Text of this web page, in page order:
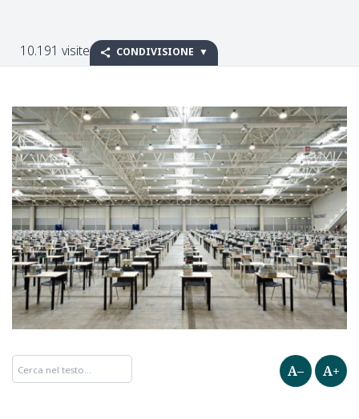
10.191 visite CONDIVISIONE
A– A+